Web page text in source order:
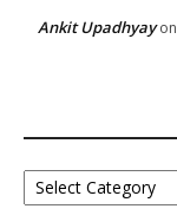
Ankit Upadhyayon
Categories